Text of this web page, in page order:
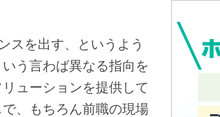
スを出す、というよう
う言わば異なる指向を
ューションを提供して
、もちろん前職の現場